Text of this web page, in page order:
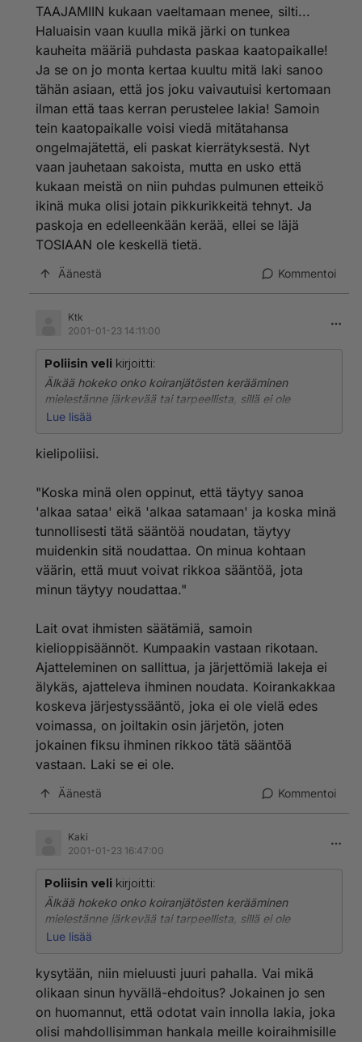
TAAJAMIIN kukaan vaeltamaan menee, silti...
Haluaisin vaan kuulla mikä järki on tunkea
kauheita määriä puhdasta paskaa kaatopaikalle!
Ja se on jo monta kertaa kuultu mitä laki sanoo
tähän asiaan, että jos joku vaivautuisi kertomaan
ilman että taas kerran perustelee lakia! Samoin
tein kaatopaikalle voisi viedä mitätahansa
ongelmajätettä, eli paskat kierrätyksestä. Nyt
vaan jauhetaan sakoista, mutta en usko että
kukaan meistä on niin puhdas pulmunen etteikö
ikinä muka olisi jotain pikkurikkeitä tehnyt. Ja
paskoja en edelleenkään kerää, ellei se läjä
TOSIAAN ole keskellä tietä.
Äänestä Kommentoi
Ktk
2001-01-23 14:11:00
Poliisin veli kirjoitti:
Älkää hokeko onko koiranjätösten kerääminen
mielestänne järkevää tai tarpeellista, sillä ei ole
merkitystä!KUN SÄÄDETÄÄN LAKI SE ON VOIMASSA
ole koiran vihaajaa, mutta minua ärsyttää ihmiset jotka
täällä uhoavat etteivä aijo noudattaa lakia! Varmasti
noudattamaan lakia, joko hyvällä tai pahalla!
Lue lisää
kielipoliisi.
"Koska minä olen oppinut, että täytyy sanoa
'alkaa sataa' eikä 'alkaa satamaan' ja koska minä
tunnollisesti tätä sääntöä noudatan, täytyy
muidenkin sitä noudattaa. On minua kohtaan
väärin, että muut voivat rikkoa sääntöä, jota
minun täytyy noudattaa."
Lait ovat ihmisten säätämiä, samoin
kielioppisäännöt. Kumpaakin vastaan rikotaan.
Ajatteleminen on sallittua, ja järjettömiä lakeja ei
älykäs, ajatteleva ihminen noudata. Koirankakkaa
koskeva järjestyssääntö, joka ei ole vielä edes
voimassa, on joiltakin osin järjetön, joten
jokainen fiksu ihminen rikkoo tätä sääntöä
vastaan. Laki se ei ole.
Äänestä Kommentoi
Kaki
2001-01-23 16:47:00
Poliisin veli kirjoitti:
Älkää hokeko onko koiranjätösten kerääminen
mielestänne järkevää tai tarpeellista, sillä ei ole
merkitystä!KUN SÄÄDETÄÄN LAKI SE ON VOIMASSA
ole koiran vihaajaa, mutta minua ärsyttää ihmiset jotka
täällä uhoavat etteivä aijo noudattaa lakia! Varmasti
yhteiskunnalla on keinot jolla sen jäsenet saadaan
noudattamaan lakia, joko hyvällä tai pahalla!
Lue lisää
kysytään, niin mieluusti juuri pahalla. Vai mikä
olikaan sinun hyvällä-ehdoitus? Jokainen jo sen
on huomannut, että odotat vain innolla lakia, joka
olisi mahdollisimman hankala meille koiraihmisille